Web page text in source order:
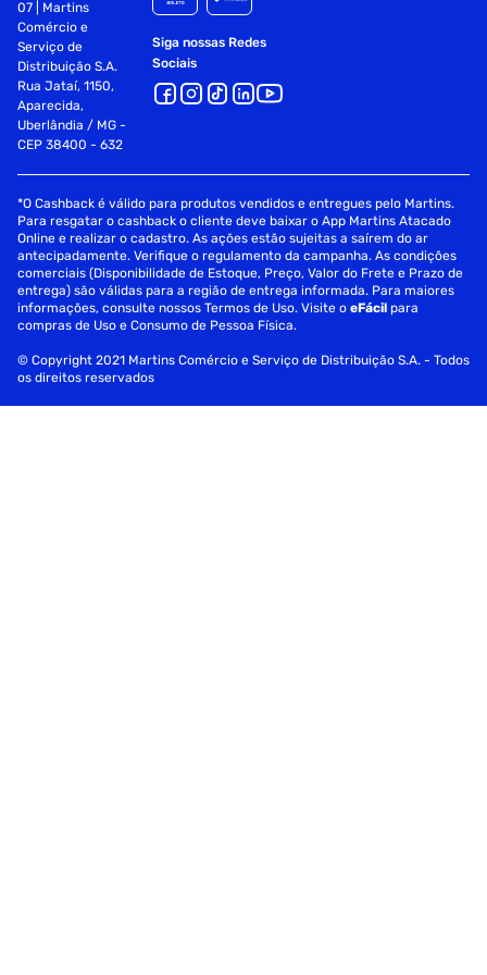
07 | Martins
Comércio e
Serviço de
Distribuição S.A.
Rua Jataí, 1150,
Aparecida,
Uberlândia / MG -
CEP 38400 - 632
Siga nossas Redes
Sociais
*O Cashback é válido para produtos vendidos e entregues pelo Martins.
Para resgatar o cashback o cliente deve baixar o App Martins Atacado
Online e realizar o cadastro. As ações estão sujeitas a saírem do ar
antecipadamente. Verifique o regulamento da campanha. As condições
comerciais (Disponibilidade de Estoque, Preço, Valor do Frete e Prazo de
entrega) são válidas para a região de entrega informada. Para maiores
informações, consulte nossos Termos de Uso. Visite oeFácil para
compras de Uso e Consumo de Pessoa Física.
© Copyright 2021 Martins Comércio e Serviço de Distribuição S.A. - Todos
os direitos reservados